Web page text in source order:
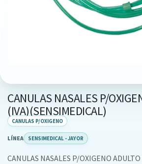
CANULAS NASALES P/
(IVA)(SENSIMEDICAL)
CANULAS P/OXIGENO
LÍNEA SENSIMEDICAL - JAYOR
CANULAS NASALES P/OXIGENO